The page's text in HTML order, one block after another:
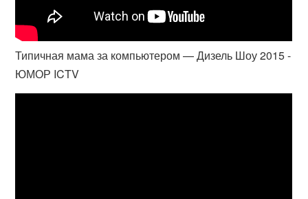
Типичная мама за компьютером — Дизель Шоу 2015 -
ЮМОР ICTV